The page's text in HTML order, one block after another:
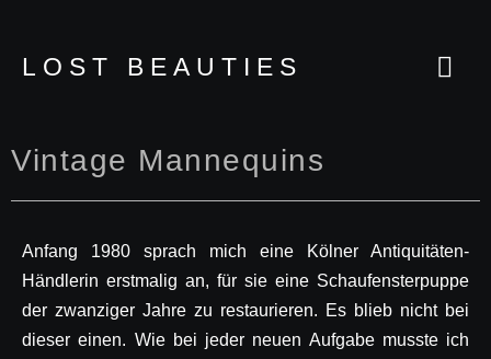
LOST BEAUTIES
Vintage Mannequins
Anfang 1980 sprach mich eine Kölner Antiquitäten-
Händlerin erstmalig an, für sie eine Schaufensterpuppe
der zwanziger Jahre zu restaurieren. Es blieb nicht bei
dieser einen. Wie bei jeder neuen Aufgabe musste ich